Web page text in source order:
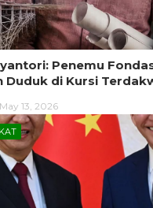
Penemu
Duduk di Kursi
May 13, 2026